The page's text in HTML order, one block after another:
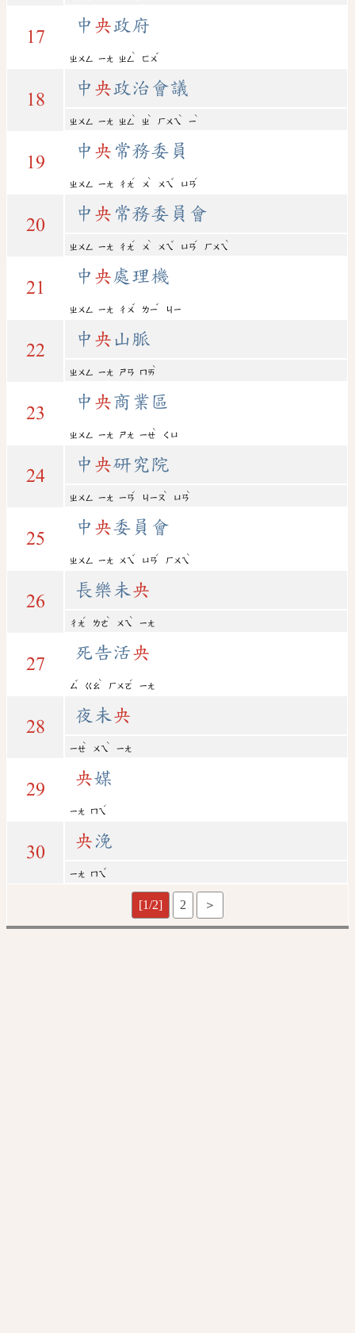
17
中 央政府
ㄓㄨㄥ ㄧㄤ ㄓㄥ
ˋ
ㄈㄨ
ˇ
18
中 央政治會議
ㄓㄨㄥ ㄧㄤ ㄓㄥ
ˋ
ㄓ
ˋ
ㄏㄨㄟ
ˋ
ㄧ
ˋ
19
中 央 常務委員
ㄓㄨㄥ ㄧㄤ ㄔㄤ
ˊ
ㄨ
ˋ
ㄨㄟ
ˇ
ㄩㄢ
ˊ
20
中 央 常務委員會
ㄓㄨㄥ ㄧㄤ ㄔㄤ
ˊ
ㄨ
ˋ
ㄨㄟ
ˇ
ㄩㄢ
ˊ
ㄏㄨㄟ
ˋ
21
中 央處理機
ㄓㄨㄥ ㄧㄤ ㄔㄨ
ˇ
ㄌㄧ
ˇ
ㄐㄧ
22
中 央 山脈
ㄓㄨㄥ ㄧㄤ ㄕㄢ ㄇㄞ
ˋ
23
中 央商業區
ㄓㄨㄥ ㄧㄤ ㄕㄤ ㄧㄝ
ˋ
ㄑㄩ
24
中 央研究院
ㄓㄨㄥ ㄧㄤ ㄧㄢ
ˊ
ㄐㄧㄡ
ˋ
ㄩㄢ
ˋ
25
中 央委員會
ㄓㄨㄥ ㄧㄤ ㄨㄟ
ˇ
ㄩㄢ
ˊ
ㄏㄨㄟ
ˋ
26
長樂未央
ㄔㄤ
ˊ
ㄌㄜ
ˋ
ㄨㄟ
ˋ
ㄧㄤ
27
死告活央
ㄙ
ˇ
ㄍㄠ
ˋ
ㄏㄨㄛ
ˊ
ㄧㄤ
28
夜未央
ㄧㄝ
ˋ
ㄨㄟ
ˋ
ㄧㄤ
29
央媒
ㄧㄤ ㄇㄟ
ˊ
30
央 浼
ㄧㄤ ㄇㄟ
ˇ
[1/2] 2 ＞